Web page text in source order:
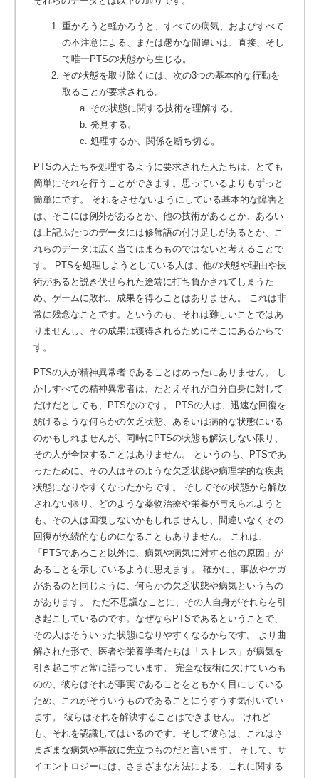
重かろうと軽かろうと、すべての病気、およびすべて
の不注意による、または愚かな間違いは、直接、そし
て唯一PTSの状態から生じる。
その状態を取り除くには、次の3つの基本的な行動を
取ることが要求される。
その状態に関する技術を理解する。
発見する。
処理するか、関係を断ち切る。
PTSの人たちを処理するように要求された人たちは、とても
簡単にそれを行うことができます。思っているよりもずっと
簡単にです。 それをさせないようにしている基本的な障害と
は、そこには例外があるとか、他の技術があるとか、あるい
は上記ふたつのデータには修飾語の付け足しがあるとか、こ
れらのデータは広く当てはまるものではないと考えることで
す。 PTSを処理しようとしている人は、他の状態や理由や技
術があると説き伏せられた途端に打ち負かされてしまうた
め、ゲームに敗れ、成果を得ることはありません。 これは非
常に残念なことです。というのも、それは難しいことではあ
りませんし、その成果は獲得されるためにそこにあるからで
す。
PTSの人が精神異常者であることはめったにありません。 し
かしすべての精神異常者は、たとえそれが自分自身に対して
だけだとしても、PTSなのです。 PTSの人は、迅速な回復を
妨げるような何らかの欠乏状態、あるいは病的な状態にいる
のかもしれませんが、同時にPTSの状態も解決しない限り、
その人が全快することはありません。 というのも、PTSであ
ったために、その人はそのような欠乏状態や病理学的な疾患
状態になりやすくなったからです。 そしてその状態から解放
されない限り、どのような薬物治療や栄養が与えられようと
も、その人は回復しないかもしれませんし、間違いなくその
回復が永続的なものになることもありません。 これは、
「PTSであること以外に、病気や病気に対する他の原因」が
あることを示しているように思えます。 確かに、事故やケガ
があるのと同じように、何らかの欠乏状態や病気というもの
があります。 ただ不思議なことに、その人自身がそれらを引
き起こしているのです。なぜならPTSであるということで、
その人はそういった状態になりやすくなるからです。 より曲
解された形で、医者や栄養学者たちは「ストレス」が病気を
引き起こすと常に語っています。 完全な技術に欠けているも
のの、彼らはそれが事実であることをともかく目にしている
ため、これがそういうものであることにうすうす気付いてい
ます。 彼らはそれを解決することはできません。 けれど
も、それを認識してはいるのです。そして彼らは、これはさ
まざまな病気や事故に先立つものだと言います。 そして、サ
イエントロジーには、さまざまな方法による、これに関する